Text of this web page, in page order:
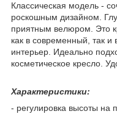
Классическая модель -
роскошным дизайном.
приятным велюром. Это
как в современный, так и
интерьер. Идеально
косметическое кресло.
Характеристики:
- регулировка высоты на